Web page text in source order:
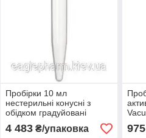
Пробірки 10 мл
нестерильні конусні з
обідком градуйовані
16x100 мм 2000 шт./пач.
(поліпропілен)
4 483₴/упаковка 975